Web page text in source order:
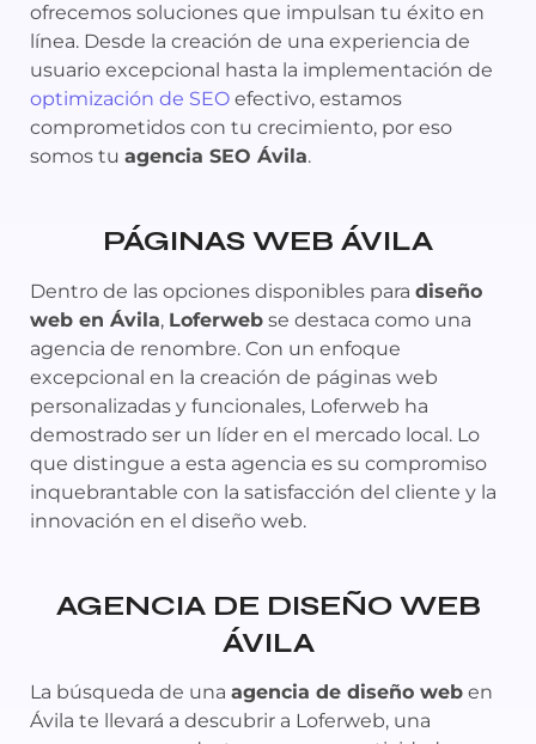
ofrecemos soluciones que impulsan tu éxito en
línea. Desde la creación de una experiencia de
usuario excepcional hasta la implementación de
optimización de SEO efectivo, estamos
comprometidos con tu crecimiento, por eso
somos tu agencia SEO Ávila.
PÁGINAS WEB ÁVILA
Dentro de las opciones disponibles para diseño
web en Ávila, Loferweb se destaca como una
agencia de renombre. Con un enfoque
excepcional en la creación de páginas web
personalizadas y funcionales, Loferweb ha
demostrado ser un líder en el mercado local. Lo
que distingue a esta agencia es su compromiso
inquebrantable con la satisfacción del cliente y la
innovación en el diseño web.
AGENCIA DE DISEÑO WEB
ÁVILA
La búsqueda de una agencia de diseño web en
Ávila te llevará a descubrir a Loferweb, una